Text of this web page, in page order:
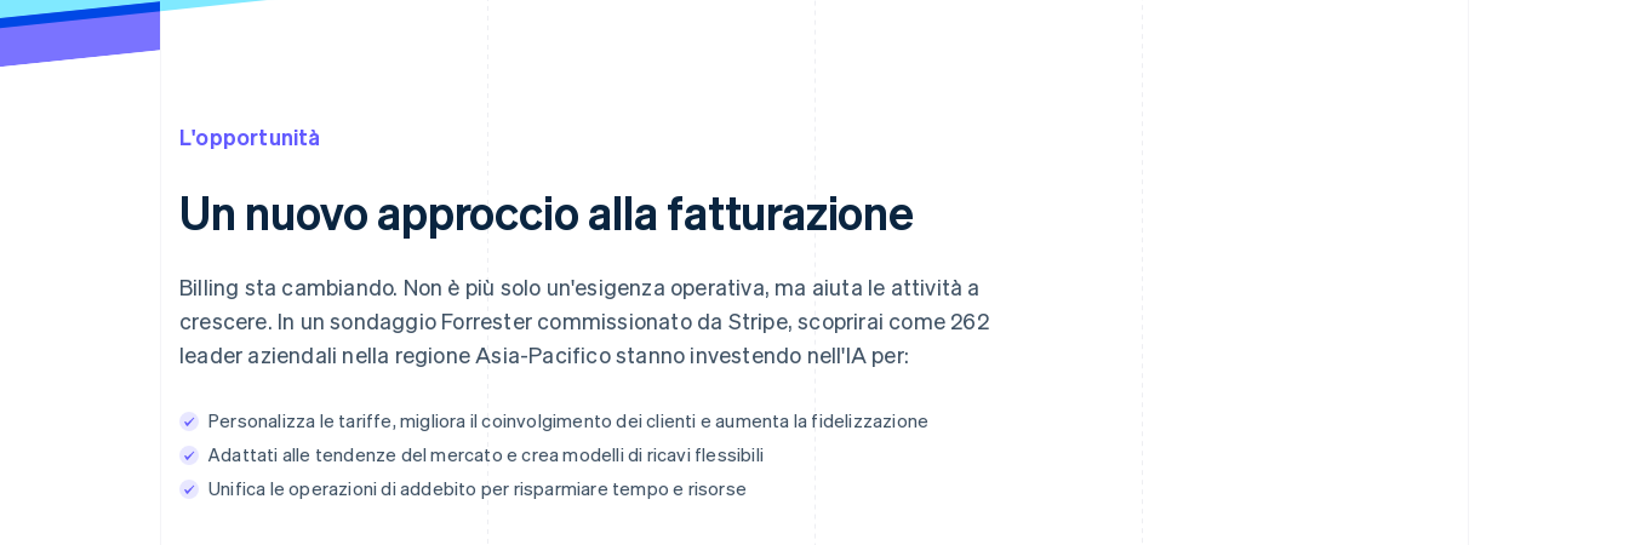
L'opportunità
Un nuovo approccio alla fatturazione
Billing sta cambiando. Non è più solo un'esigenza operativa, ma aiuta le attività a
crescere. In un sondaggio Forrester commissionato da Stripe, scoprirai come 262
leader aziendali nella regione Asia-Pacifico stanno investendo nell'IA per:
Personalizza le tariffe, migliora il coinvolgimento dei clienti e aumenta la fidelizzazione
Adattati alle tendenze del mercato e crea modelli di ricavi flessibili
Unifica le operazioni di addebito per risparmiare tempo e risorse